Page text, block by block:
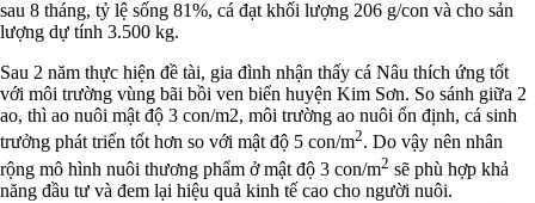
sau 8 tháng, tỷ lệ sống 81%, cá đạt khối lượng 206 g/con và cho sản
lượng dự tính 3.500 kg.
Sau 2 năm thực hiện đề tài, gia đình nhận thấy cá Nâu thích ứng tốt
với môi trường vùng bãi bồi ven biển huyện Kim Sơn. So sánh giữa 2
ao, thì ao nuôi mật độ 3 con/m2, môi trường ao nuôi ổn định, cá sinh
trưởng phát triển tốt hơn so với mật độ 5 con/m2. Do vậy nên nhân
rộng mô hình nuôi thương phẩm ở mật độ 3 con/m2 sẽ phù hợp khả
năng đầu tư và đem lại hiệu quả kinh tế cao cho người nuôi.